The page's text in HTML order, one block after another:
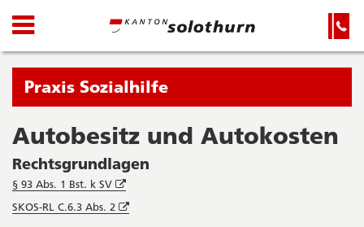
Kanton
Solothurn
Wichtige
Seiten
Startseite
Hauptnavigation
Inhalt
Suche
Navigation
und
Suche
Navigation
Sie
befinden
sich
gerade
in:
Praxis Sozialhilfe
Autobesitz und Autokosten
Rechtsgrundlagen
§ 93 Abs. 1 Bst. k SV
Öffnet
neuem
SKOS-RL C.6.3 Abs. 2
Öffnet